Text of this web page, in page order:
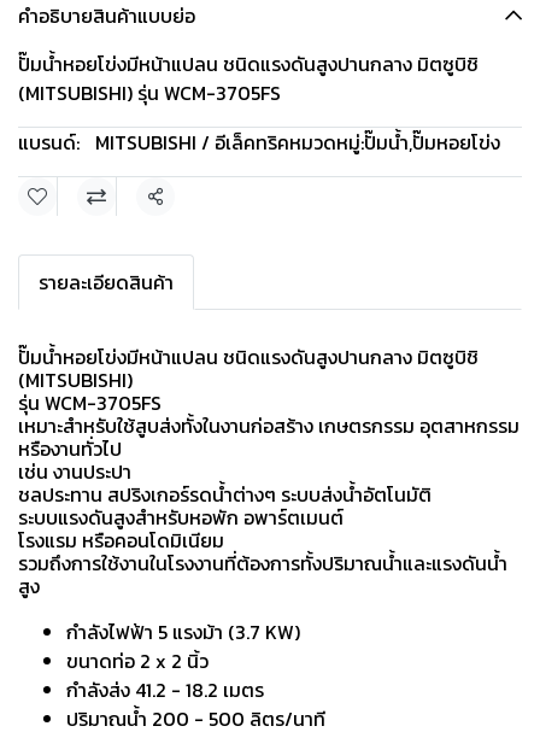
คำอธิบายสินค้าแบบย่อ
ปั๊มน้ำหอยโข่งมีหน้าแปลน ชนิดแรงดันสูงปานกลาง มิตซูบิชิ
(MITSUBISHI) รุ่น WCM-3705FS
แบรนด์: MITSUBISHI / อีเล็คทริคหมวดหมู่:ปั๊มน้ำ,ปั๊มหอยโข่ง
แชร์
รายละเอียดสินค้า
ปั๊มน้ำหอยโข่งมีหน้าแปลน ชนิดแรงดันสูงปานกลาง มิตซูบิชิ
(MITSUBISHI)
รุ่น WCM-3705FS
เหมาะสำหรับใช้สูบส่งทั้งในงานก่อสร้าง เกษตรกรรม อุตสาหกรรม
หรืองานทั่วไป
เช่น งานประปา
ชลประทาน สปริงเกอร์รดน้ำต่างๆ ระบบส่งน้ำอัตโนมัติ
ระบบแรงดันสูงสำหรับหอพัก อพาร์ตเมนต์
โรงแรม หรือคอนโดมิเนียม
รวมถึงการใช้งานในโรงงานที่ต้องการทั้งปริมาณน้ำและแรงดันน้ำ
สูง
กำลังไฟฟ้า 5 แรงม้า (3.7 KW)
ขนาดท่อ 2 x 2 นิ้ว
กำลังส่ง 41.2 - 18.2 เมตร
ปริมาณน้ำ 200 - 500 ลิตร/นาที